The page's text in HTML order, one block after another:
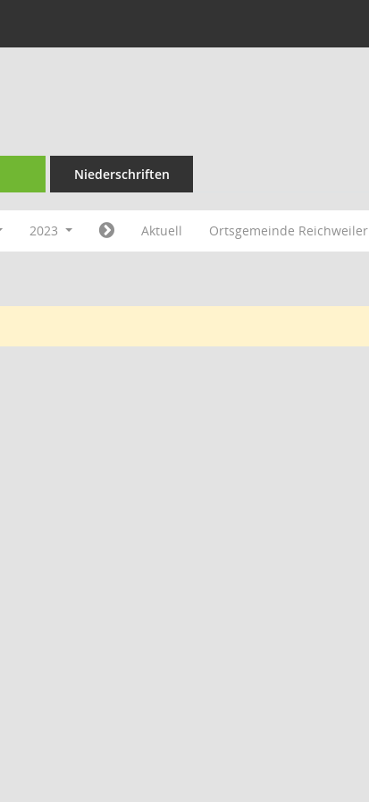
Niederschriften
2023 Aktuell Ortsgemeinde Reichweiler